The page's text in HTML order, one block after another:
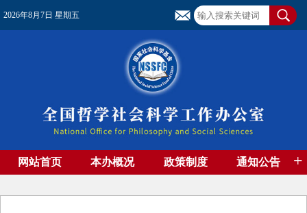
2026年8月7日 星期五
网站首页 本办概况 政策制度 通知公告 +